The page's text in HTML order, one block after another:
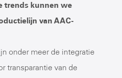
trends kunnen we
van AAC-
onder meer de integratie
transparantie van de